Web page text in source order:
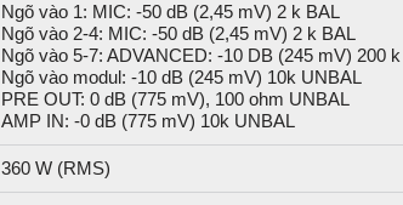
Ngõ vào 1: MIC: -50 dB (2,45 mV) 2 k BAL
Ngõ vào 2-4: MIC: -50 dB (2,45 mV) 2 k BAL
Ngõ vào 5-7: ADVANCED: -10 DB (245 mV) 200
Ngõ vào modul: -10 dB (245 mV) 10k UNBAL
PRE OUT: 0 dB (775 mV), 100 ohm UNBAL
AMP IN: -0 dB (775 mV) 10k UNBAL
360 W (RMS)